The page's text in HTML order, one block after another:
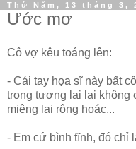
Thứ Năm, 13 tháng 3,
Ước mơ
Cô vợ kêu toáng lên:
- Cái tay họa sĩ này bất
trong tương lai lại không
miệng lại rộng hoác...
- Em cứ bình tĩnh, đó chỉ